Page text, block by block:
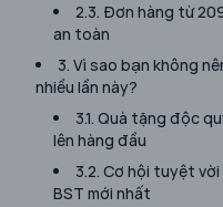
2.3. Đơn hàng từ
an toàn
3. Vì sao bạn không
nhiều lần này?
3.1. Quà tặng độc
lên hàng đầu
3.2. Cơ hội tuyệt
BST mới nhất